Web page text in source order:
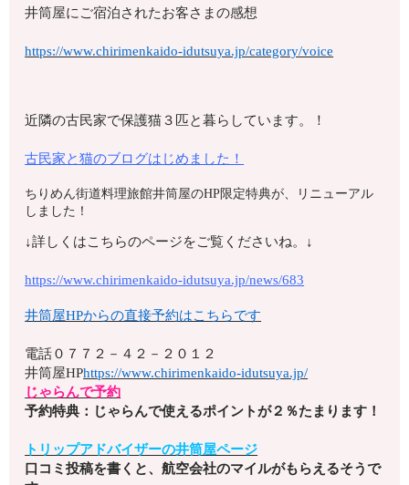
井筒屋にご宿泊されたお客さまの感想
https://www.chirimenkaido-idutsuya.jp/category/voice
近隣の古民家で保護猫３匹と暮らしています。！
古民家と猫のブログはじめました！
ちりめん街道料理旅館井筒屋のHP限定特典が、リニューアル
しました！
↓詳しくはこちらのページをご覧くださいね。↓
https://www.chirimenkaido-idutsuya.jp/news/683
井筒屋HPからの直接予約はこちらです
電話０７７２－４２－２０１２
井筒屋HPhttps://www.chirimenkaido-idutsuya.jp/
じゃらんで予約
予約特典：じゃらんで使えるポイントが２％たまります！
トリップアドバイザーの井筒屋ページ
口コミ投稿を書くと、航空会社のマイルがもらえるそうで